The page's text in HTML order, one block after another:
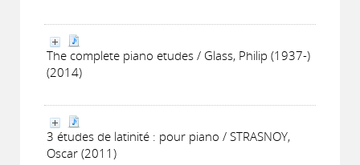
The complete piano etudes / Glass, Philip (1937-)
(2014)
3 études de latinité : pour piano / STRASNOY,
Oscar (2011)